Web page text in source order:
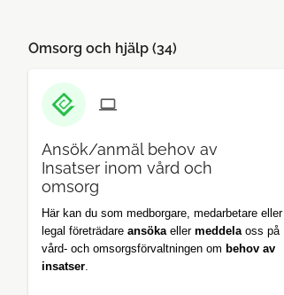
Omsorg och hjälp (34)
Ansök/anmäl behov av
Insatser inom vård och
omsorg
Här kan du som medborgare, medarbetare eller
legal företrädareansökaellermeddelaoss på
vård- och omsorgsförvaltningen om behov av
insatser.